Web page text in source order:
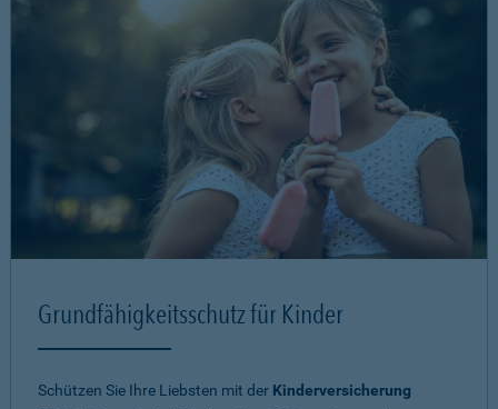
Grundfähigkeitsschutz für Kinder
Schützen Sie Ihre Liebsten mit der Kinderversicherung